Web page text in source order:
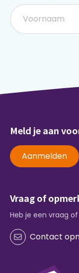
Meld je aan
Aanmelden
Vraag of
Heb je een vraag
Contact